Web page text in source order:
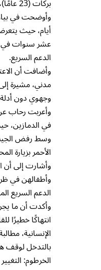
بركات (23 عامًا)، وروزة (23 عامًا).
وأوضحت في
أيام، حيث
عشر سنوات في
الدعم السريع.
وأضافت أن
مدني، مشيرة
وجهوي دون
وأعربت رحاب
في الدمازين،
وسط رفض
الأحمر بزيارة
وأشارت إلى أن
وأطفالهن في
الدعم السريع
وأكدت أن ما
انتهاكًا خطيرًا
الإنسانية،
بالتدخل لوقف
الخرطوم: التغيير